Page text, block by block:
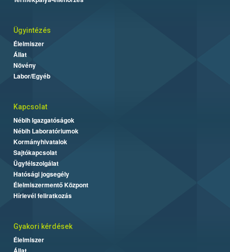
Ügyintézés
Élelmiszer
Állat
Növény
Labor/Egyéb
Kapcsolat
Nébih Igazgatóságok
Nébih Laboratóriumok
Kormányhivatalok
Sajtókapcsolat
Ügyfélszolgálat
Hatósági jogsegély
Élelmiszermentő Központ
Hírlevél feliratkozás
Gyakori kérdések
Élelmiszer